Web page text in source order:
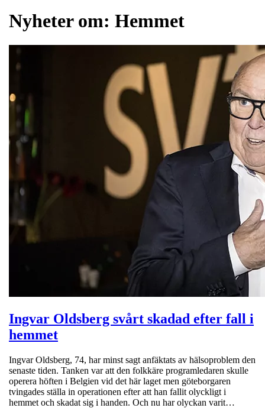
Nyheter om: Hemmet
Ingvar Oldsberg svårt skadad efter fall i
hemmet
Ingvar Oldsberg, 74, har minst sagt anfäktats av hälsoproblem den
senaste tiden. Tanken var att den folkkäre programledaren skulle
operera höften i Belgien vid det här laget men göteborgaren
tvingades ställa in operationen efter att han fallit olyckligt i
hemmet och skadat sig i handen. Och nu har olyckan varit…